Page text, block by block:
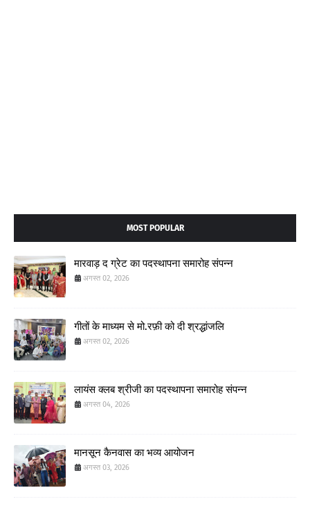
MOST POPULAR
मारवाड़ द ग्रेट का पदस्थापना समारोह संपन्न
अगस्त 02, 2026
गीतों के माध्यम से मो.रफ़ी को दी श्रद्धांजलि
अगस्त 02, 2026
लायंस क्लब श्रीजी का पदस्थापना समारोह संपन्न
अगस्त 04, 2026
मानसून कैनवास का भव्य आयोजन
अगस्त 03, 2026